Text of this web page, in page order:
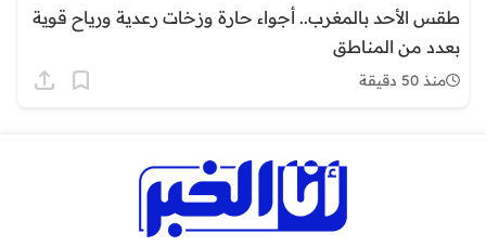
طقس الأحد بالمغرب.. أجواء حارة وزخات رعدية ورياح قوية
بعدد من المناطق
منذ 50 دقيقة